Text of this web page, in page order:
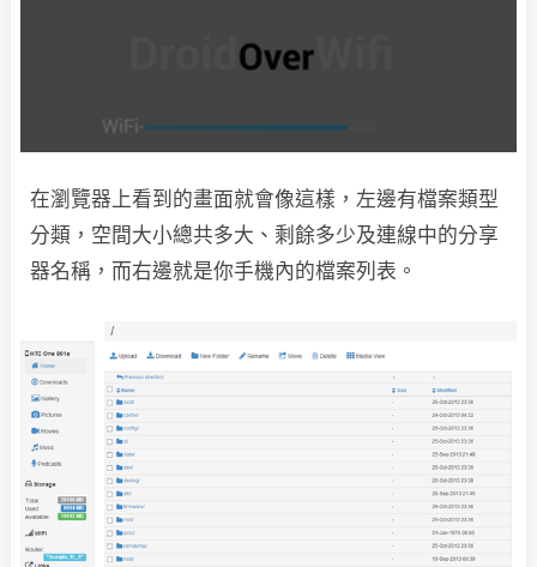
在瀏覽器上看到的畫面就會像這樣，左邊有檔案類型
分類，空間大小總共多大、剩餘多少及連線中的分享
器名稱，而右邊就是你手機內的檔案列表。